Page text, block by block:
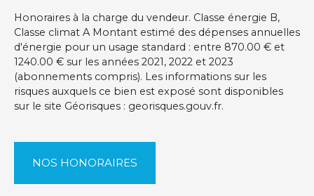
Honoraires à la charge du vendeur. Classe énergie B,
Classe climat A Montant estimé des dépenses annuelles
d'énergie pour un usage standard : entre 870.00 € et
1240.00 € sur les années 2021, 2022 et 2023
(abonnements compris). Les informations sur les
risques auxquels ce bien est exposé sont disponibles
sur le site Géorisques : georisques.gouv.fr.
NOS HONORAIRES